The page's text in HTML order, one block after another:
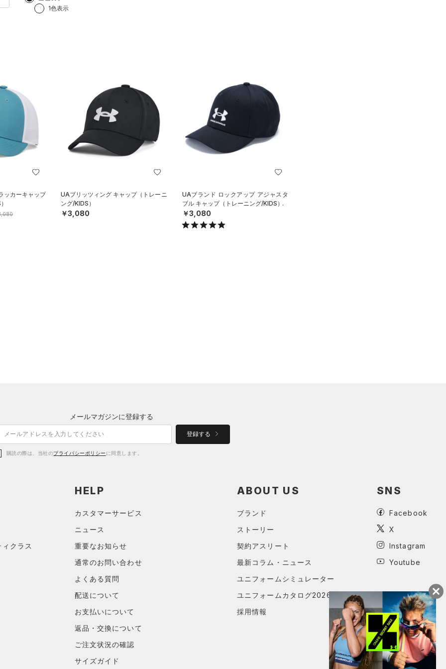
1色表示
ッカーキャップ
UAブリッツィング キャップ（トレーニ
ング/KIDS）
￥3,080
UAブランド ロックアップ アジャスタ
ブル キャップ（トレーニング/KIDS）
￥3,080
メールマガジンに登録する
登録する
購読の際は、当社のプライバシーポリシー に同意します。
クラス
HELP
カスタマーサービス
ニュース
重要なお知らせ
通常のお問い合わせ
よくある質問
配送について
お支払いについて
返品・交換について
ご注文状況の確認
サイズガイド
ABOUT US
ブランド
ストーリー
契約アスリート
最新コラム・ニュース
ユニフォームシミュレーター
ユニフォームカタログ2026
採用情報
SNS
Facebook
X
Instagram
Youtube